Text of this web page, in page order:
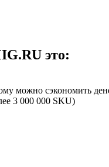
это:
можно сэкономить
3 000 000 SKU)